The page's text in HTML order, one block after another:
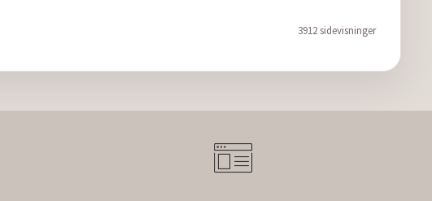
3912 sidevisninger